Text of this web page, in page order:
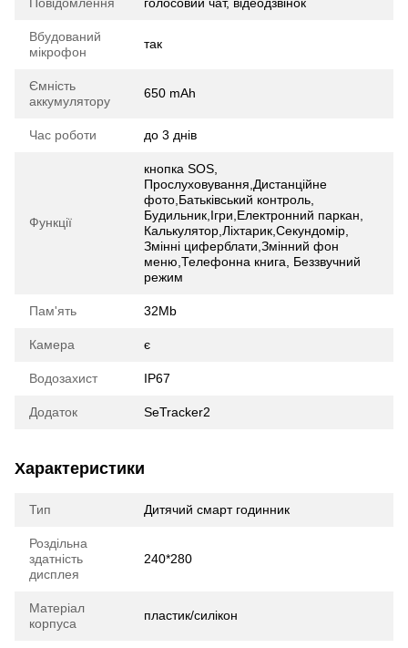
Вбудований
мікрофон
так
Ємність
аккумулятору
650 mAh
Час роботи до 3 днів
Функції
кнопка SOS,
Прослуховування,Дистанційне
фото,Батьківський контроль,
Будильник,Ігри,Електронний паркан,
Калькулятор,Ліхтарик,Секундомір,
Змінні циферблати,Змінний фон
меню,Телефонна книга, Беззвучний
режим
Пам'ять 32Mb
Камера є
Водозахист IP67
Додаток SeTracker2
Характеристики
Тип Дитячий смарт годинник
Роздільна
здатність
дисплея
240*280
Матеріал
корпуса
пластик/силікон